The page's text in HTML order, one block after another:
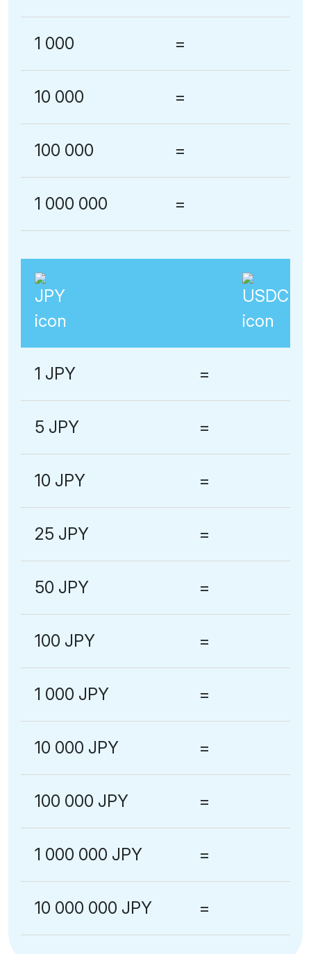
1 000 =
10 000 =
100 000 =
1 000 000 =
1 JPY =
5 JPY =
10 JPY =
25 JPY =
50 JPY =
100 JPY =
1 000 JPY =
10 000 JPY =
100 000 JPY =
1 000 000 JPY =
10 000 000 JPY =